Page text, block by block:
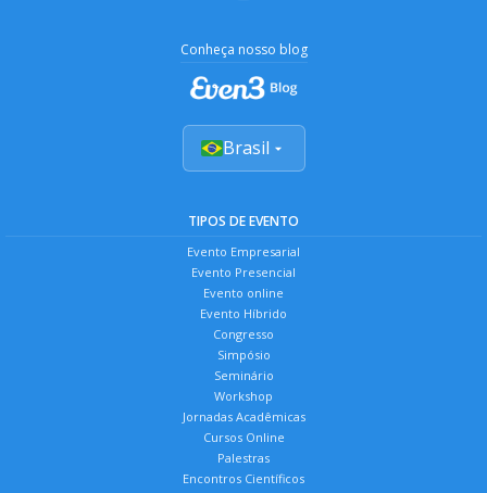
Conheça nosso blog
Brasil
TIPOS DE EVENTO
Evento Empresarial
Evento Presencial
Evento online
Evento Híbrido
Congresso
Simpósio
Seminário
Workshop
Jornadas Acadêmicas
Cursos Online
Palestras
Encontros Científicos